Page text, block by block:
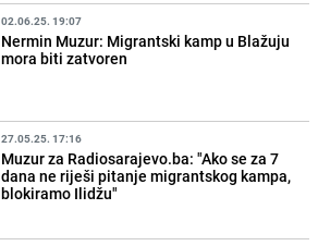
02.06.25. 19:07
Nermin Muzur: Migrantski kamp u Blažuju
mora biti zatvoren
27.05.25. 17:16
Muzur za Radiosarajevo.ba: "Ako se za 7
dana ne riješi pitanje migrantskog kampa,
blokiramo Ilidžu"